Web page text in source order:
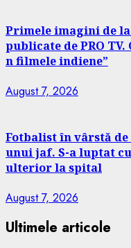
Primele imagini de
publicate de PRO
n filmele indiene”
August 7, 2026
Fotbalist în vârstă
unui jaf. S-a luptat
ulterior la spital
August 7, 2026
Ultimele articole